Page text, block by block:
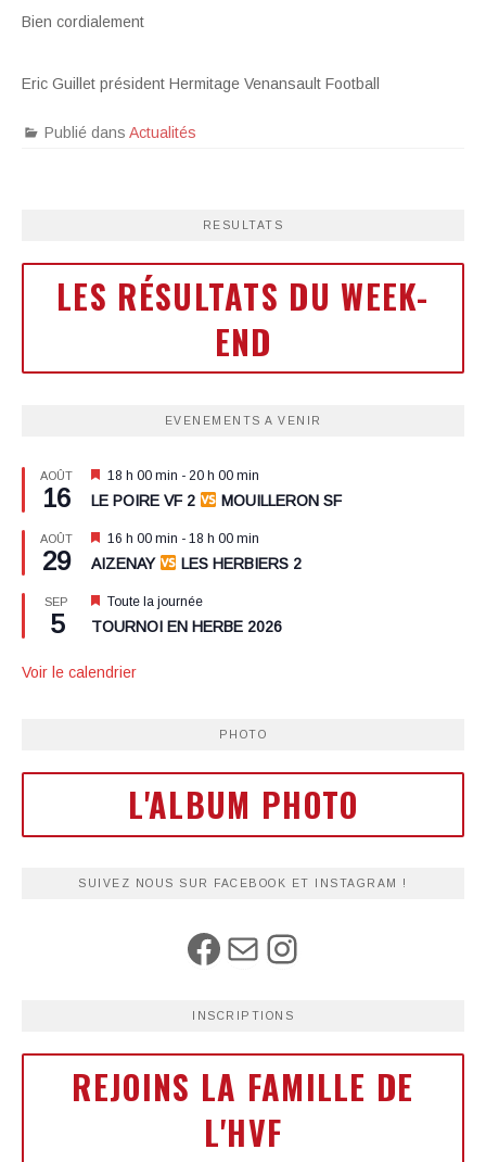
Bien cordialement
Eric Guillet président Hermitage Venansault Football
Publié dans Actualités
RESULTATS
LES RÉSULTATS DU WEEK-
END
EVENEMENTS A VENIR
AOÛT
16
Mis
en
avant
18 h 00 min - 20 h 00 min
LE POIRE VF 2 MOUILLERON SF
AOÛT
29
Mis
en
avant
16 h 00 min - 18 h 00 min
AIZENAY LES HERBIERS 2
SEP
5
Mis
en
avant
Toute la journée
TOURNOI EN HERBE 2026
Voir le calendrier
PHOTO
L'ALBUM PHOTO
SUIVEZ NOUS SUR FACEBOOK ET INSTAGRAM !
INSCRIPTIONS
REJOINS LA FAMILLE DE
L'HVF